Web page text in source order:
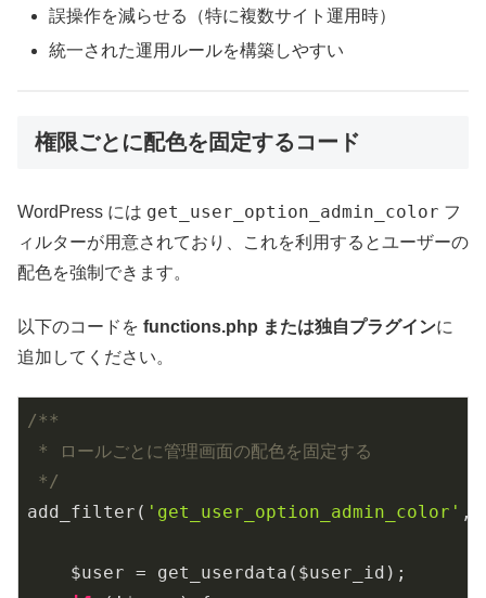
誤操作を減らせる（特に複数サイト運用時）
統一された運用ルールを構築しやすい
権限ごとに配色を固定するコード
WordPress には get_user_option_admin_color フ
ィルターが用意されており、これを利用するとユーザーの
配色を強制できます。
以下のコードを functions.php または独自プラグインに
追加してください。
/**
* ロールごとに管理画面の配色を固定する
*/
add_filter( 'get_user_option_admin_color' ,
    $user = get_userdata($user_id);